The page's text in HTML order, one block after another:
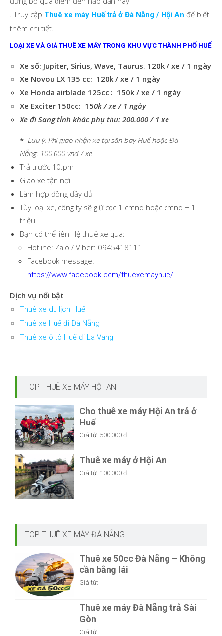
. Truy cập Thuê xe máy Huế trả ở Đà Nẵng / Hội An để biết
thêm chi tiết.
LOẠI XE VÀ GIÁ THUÊ XE MÁY TRONG KHU VỰC THÀNH PHỐ HUẾ
Xe số: Jupiter, Sirius, Wave, Taurus: 120k / xe / 1 ngày
Xe Novou LX 135 cc: 120k / xe / 1 ngày
Xe Honda airblade 125cc : 150k / xe / 1 ngày
Xe Exciter 150cc: 150k / xe / 1 ngày
Xe đi Sang tỉnh khác phụ thu: 200.000 / 1 xe
* Lưu ý: Phí giao nhận xe tại sân bay Huế hoặc Đà
Nẵng: 100.000 vnd / xe
Trả trước 10.pm
Giao xe tận nơi
Làm hợp đồng đầy đủ
Tùy loại xe, công ty sẽ giữ cọc 1 cmnd hoặc cmnd + 1
triệu
Bạn có thể liên Hệ thuê xe qua:
Hotline: Zalo / Viber: 0945418111
Facebook message:
https://www.facebook.com/thuexemayhue/
Dịch vụ nổi bật
Thuê xe du lịch Huế
Thuê xe Huế đi Đà Nẵng
Thuê xe ô tô Huế đi La Vang
TOP THUÊ XE MÁY HỘI AN
Cho thuê xe máy Hội An trả ở
Huế
Giá từ: 500.000 đ
Thuê xe máy ở Hội An
Giá từ: 100.000 đ
TOP THUÊ XE MÁY ĐÀ NẴNG
Thuê xe 50cc Đà Nẵng – Không
cần bằng lái
Giá từ:
Thuê xe máy Đà Nẵng trả Sài
Gòn
Giá từ: